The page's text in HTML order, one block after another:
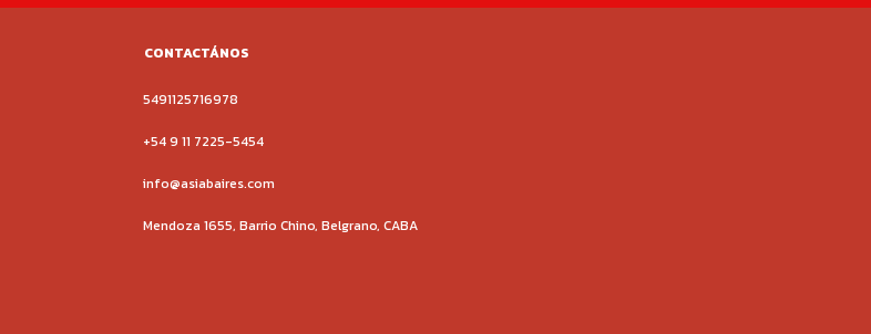
CONTACTÁNOS
5491125716978
+54 9 11 7225-5454
info@asiabaires.com
Mendoza 1655, Barrio Chino, Belgrano, CABA